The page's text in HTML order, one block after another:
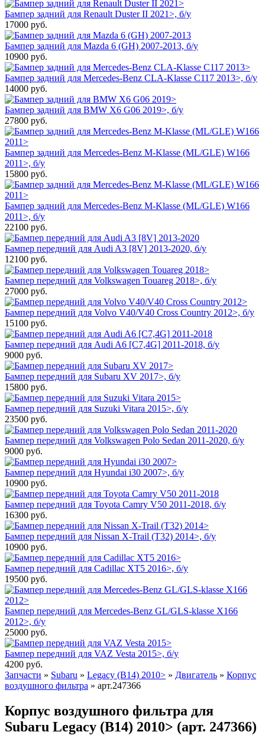
Бампер задний для Renault Duster II 2021>, б/у
17000 руб.
Бампер задний для Mazda 6 (GH) 2007-2013, б/у
10900 руб.
Бампер задний для Mercedes-Benz CLA-Klasse C117 2013>, б/у
14000 руб.
Бампер задний для BMW X6 G06 2019>, б/у
27800 руб.
Бампер задний для Mercedes-Benz M-Klasse (ML/GLE) W166
2011>, б/у
15800 руб.
Бампер задний для Mercedes-Benz M-Klasse (ML/GLE) W166
2011>, б/у
22100 руб.
Бампер передний для Audi A3 [8V] 2013-2020, б/у
12100 руб.
Бампер передний для Volkswagen Touareg 2018>, б/у
27000 руб.
Бампер передний для Volvo V40/V40 Cross Country 2012>, б/у
15100 руб.
Бампер передний для Audi A6 [C7,4G] 2011-2018, б/у
9000 руб.
Бампер передний для Subaru XV 2017>, б/у
15800 руб.
Бампер передний для Suzuki Vitara 2015>, б/у
23500 руб.
Бампер передний для Volkswagen Polo Sedan 2011-2020, б/у
9000 руб.
Бампер передний для Hyundai i30 2007>, б/у
10900 руб.
Бампер передний для Toyota Camry V50 2011-2018, б/у
16300 руб.
Бампер передний для Nissan X-Trail (T32) 2014>, б/у
10900 руб.
Бампер передний для Cadillac XT5 2016>, б/у
19500 руб.
Бампер передний для Mercedes-Benz GL/GLS-klasse X166
2012>, б/у
25000 руб.
Бампер передний для VAZ Vesta 2015>, б/у
4200 руб.
Запчасти » Subaru » Legacy (B14) 2010> » Двигатель » Корпус
воздушного фильтра » арт.247366
Корпус воздушного фильтра для
Subaru Legacy (B14) 2010> (арт. 247366)